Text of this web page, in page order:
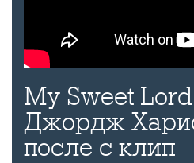
My Sweet
Джордж
после с клип